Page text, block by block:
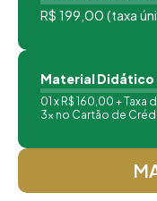
R$ 199,00 (taxa
Material Didático
01 x R$ 160,00 +
3x no Cartão de